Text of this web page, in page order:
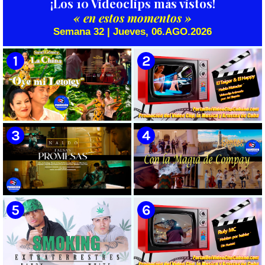
« en estos momentos »
Semana 32 | Jueves, 06.AGO.2026
🟡 Susel Gómez (La China) ||
¨Oye Mi Leloley¨ || Director:
Onelio Jesús Larralde González
|| Música popular bailable
cubana || Videoclip || CUBA
🟡 El Taiger & El Happy ||
¨Habla Matador¨ || Videoclip
Animado || Director: Arí Bayolo
|| Música Urbana Cubana ||
CUBA
🟡 Naldo - ¨Falsas Promesas¨ 📺
Videoclip - 🎬 Dirección:
🟡 Grupo Compay Segundo ||
¨Con La Magia de Compay¨ ||